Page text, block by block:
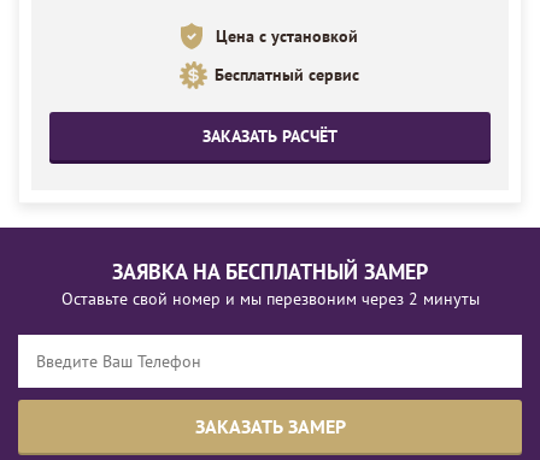
Цена с установкой
Бесплатный сервис
ЗАКАЗАТЬ РАСЧЁТ
ЗАЯВКА НА БЕСПЛАТНЫЙ ЗАМЕР
Оставьте свой номер и мы перезвоним через 2 минуты